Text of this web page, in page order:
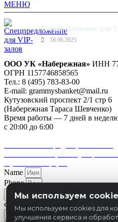
Спецпредложение для
18.06.2025
ООО УК «Набережная» ИНН
ОГРН 1157746858565
Тел.: 8 (495) 783-83-00
E-mail: grammysbanket@mail.ru
Кутузовский проспект 2/1 стр 6
(Набережная Тараса Шевченко)
Время работы — 7 дней в
с 20:00 до 6:00
Мы используем
Мы используем cookies для
улучшения сервиса и
Name
Phone
Формат мероприятия